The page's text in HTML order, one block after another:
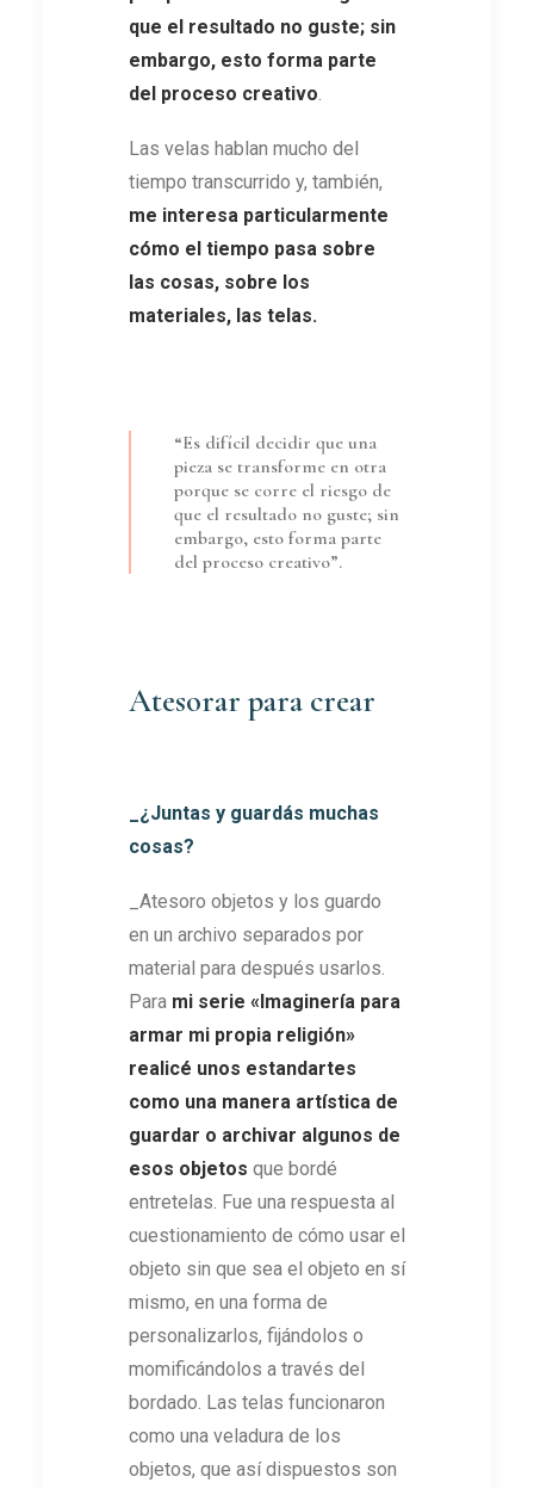
que el resultado no guste; sin
embargo, esto forma parte
del proceso creativo
Las velas hablan mucho del
tiempo transcurrido y, también,
me interesa particularmente
cómo el tiempo pasa sobre
las cosas, sobre los
materiales, las telas.
“Es difícil decidir que una
pieza se transforme en otra
porque se corre el riesgo de
que el resultado no guste; sin
embargo, esto forma parte
del proceso creativo”.
Atesorar para crear
_¿Juntas y guardás muchas
cosas?
_Atesoro objetos y los guardo
en un archivo separados por
material para después usarlos.
Para mi serie «Imaginería para
armar mi propia religión»
realicé unos estandartes
como una manera artística de
guardar o archivar algunos de
esos objetos que bordé
entretelas. Fue una respuesta al
cuestionamiento de cómo usar el
objeto sin que sea el objeto en sí
mismo, en una forma de
personalizarlos, fijándolos o
momificándolos a través del
bordado. Las telas funcionaron
como una veladura de los
objetos, que así dispuestos son